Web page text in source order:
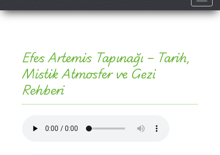
Efes Artemis Tapınağı – Tarih,
Mistik Atmosfer ve Gezi
Rehberi